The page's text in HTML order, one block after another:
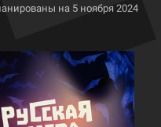
на 5 ноября 2024